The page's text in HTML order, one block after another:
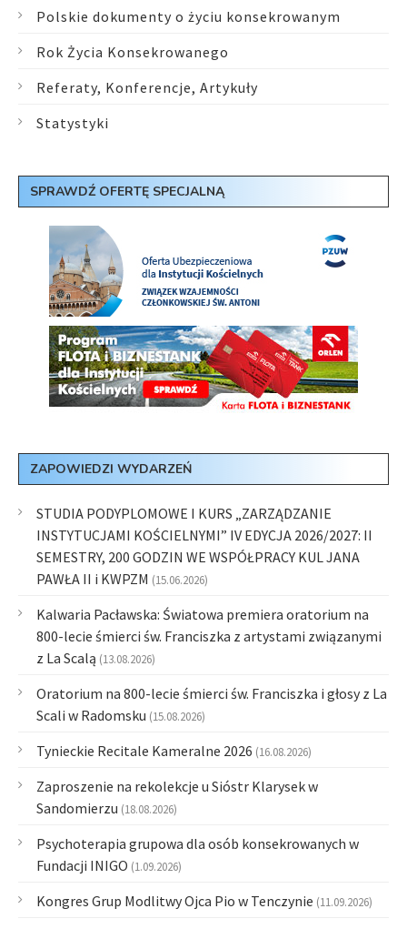
Polskie dokumenty o życiu konsekrowanym
Rok Życia Konsekrowanego
Referaty, Konferencje, Artykuły
Statystyki
SPRAWDŹ OFERTĘ SPECJALNĄ
ZAPOWIEDZI WYDARZEŃ
STUDIA PODYPLOMOWE I KURS „ZARZĄDZANIE
INSTYTUCJAMI KOŚCIELNYMI” IV EDYCJA 2026/2027: II
SEMESTRY, 200 GODZIN WE WSPÓŁPRACY KUL JANA
PAWŁA II i KWPZM (15.06.2026)
Kalwaria Pacławska: Światowa premiera oratorium na
800-lecie śmierci św. Franciszka z artystami związanymi
z La Scalą (13.08.2026)
Oratorium na 800-lecie śmierci św. Franciszka i głosy z La
Scali w Radomsku (15.08.2026)
Tynieckie Recitale Kameralne 2026 (16.08.2026)
Zaproszenie na rekolekcje u Sióstr Klarysek w
Sandomierzu (18.08.2026)
Psychoterapia grupowa dla osób konsekrowanych w
Fundacji INIGO (1.09.2026)
Kongres Grup Modlitwy Ojca Pio w Tenczynie (11.09.2026)